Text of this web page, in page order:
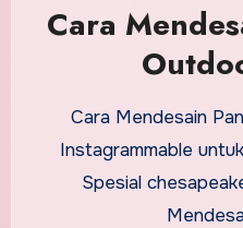
Cara
Cara Mendesain Panggung Outdoor yang
Instagrammable
Spesial